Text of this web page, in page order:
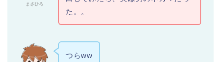
まさひろ
た。。
つらww